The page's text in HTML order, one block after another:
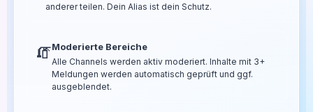
anderer teilen. Dein Alias ist dein Schutz.
🧯Moderierte Bereiche
Alle Channels werden aktiv moderiert. Inhalte mit 3+
Meldungen werden automatisch geprüft und ggf.
ausgeblendet.